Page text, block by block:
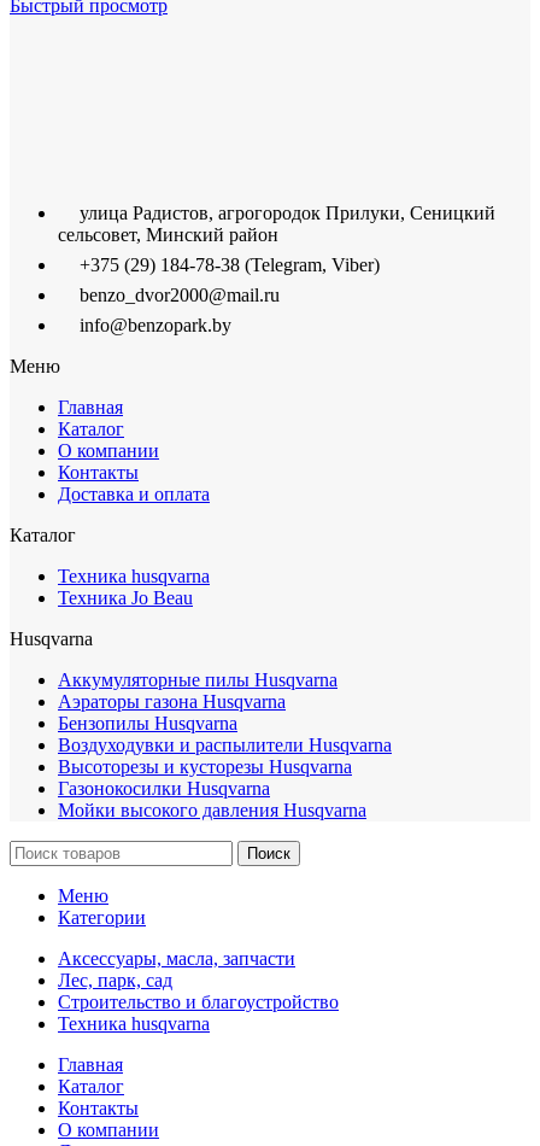
Быстрый просмотр
улица Радистов, агрогородок Прилуки, Сеницкий
сельсовет, Минский район
+375 (29) 184-78-38 (Telegram, Viber)
benzo_dvor2000@mail.ru
info@benzopark.by
Меню
Главная
Каталог
О компании
Контакты
Доставка и оплата
Каталог
Техника husqvarna
Техника Jo Beau
Husqvarna
Аккумуляторные пилы Husqvarna
Аэраторы газона Husqvarna
Бензопилы Husqvarna
Воздуходувки и распылители Husqvarna
Высоторезы и кусторезы Husqvarna
Газонокосилки Husqvarna
Мойки высокого давления Husqvarna
Поиск
Меню
Категории
Аксессуары, масла, запчасти
Лес, парк, сад
Строительство и благоустройство
Техника husqvarna
Главная
Каталог
Контакты
О компании